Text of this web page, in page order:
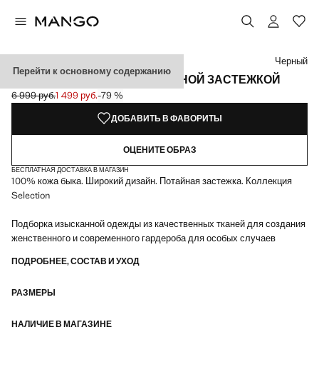
Перейти к основному содержанию
КОЖАНЫЙ РЕМЕНЬ С ПОТАЙНОЙ ЗАСТЕЖКОЙ
Начальная цена зачеркнута [6 999 руб. ]
6 999 руб.
Текущая цена [1 499 руб. ]
1 499 руб.-79 %
Выберите цвет
Выбранный цвет: Черный
Черный
ДОБАВИТЬ В ФАВОРИТЫ
ОЦЕНИТЕ ОБРАЗ
БЕСПЛАТНАЯ ДОСТАВКА В МАГАЗИН
100% кожа быка. Широкий дизайн. Потайная застежка. Коллекция
Selection
Подборка изысканной одежды из качественных тканей для создания
женственного и современного гардероба для особых случаев
ПОДРОБНЕЕ, СОСТАВ И УХОД
РАЗМЕРЫ
НАЛИЧИЕ В МАГАЗИНЕ